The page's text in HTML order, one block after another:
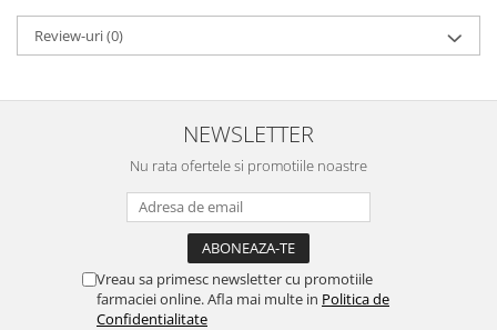
Review-uri(0)
NEWSLETTER
Nu rata ofertele si promotiile noastre
Vreau sa primesc newsletter cu promotiile
farmaciei online. Afla mai multe in Politica de
Confidentialitate